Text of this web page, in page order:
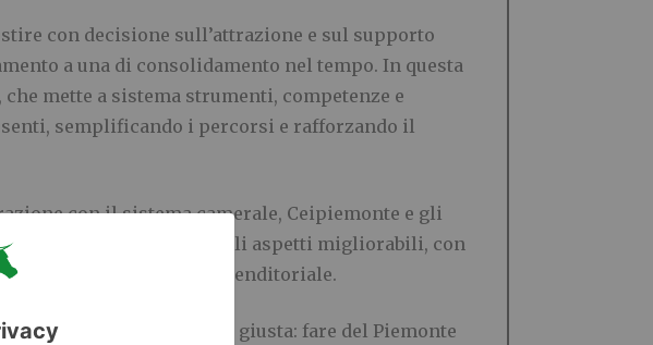
con decisione sull’attrazione e sul supporto
a una di consolidamento nel tempo. In questa
mette a sistema strumenti, competenze e
semplificando i percorsi e rafforzando il
con il sistema camerale, Ceipiemonte e gli
in modo mirato sugli aspetti migliorabili, con
del tessuto imprenditoriale.
intrapresa è quella giusta: fare del Piemonte